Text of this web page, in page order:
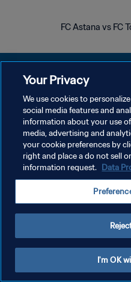
FC Astana vs FC
Your Privacy
We use cookies to
social media features and
information about your use
media, advertising and
your cookie preferences by
right and place a do not sell
information request. Data
I'm OK